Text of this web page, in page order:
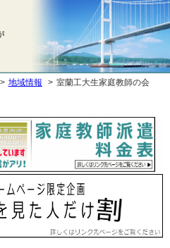
地域情報 室蘭工大生家庭教師の会